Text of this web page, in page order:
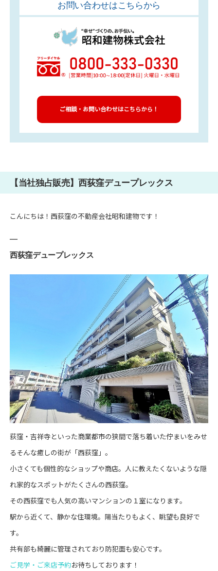
お問い合わせはこちらから
ご相談・お問い合わせはこちらから！
【当社独占販売】西荻窪デュープレックス
こんにちは！西荻窪の不動産会社昭和建物です！
西荻窪デュープレックス
荻窪・吉祥寺といった商業都市の狭間で落ち着いた佇まいをみせ
るそんな癒しの街が「西荻窪」。
小さくても個性的なショップや商店。人に教えたくないような隠
れ家的なスポットがたくさんの西荻窪。
その西荻窪でも人気の高いマンションの１室になります。
駅から近くて、静かな住環境。陽当たりもよく、眺望も良好で
す。
共有部も綺麗に管理されており防犯面も安心です。
ご見学・ご来店予約お待ちしております！